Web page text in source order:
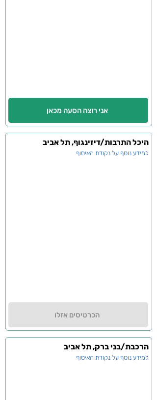
אני רוצה הסעה מכאן
היכל התרבות/דיזינגוף, תל אביב
למידע נוסף על נקודת האיסוף
הכרטיסים אזלו
הרכבת/בני ברק, תל אביב
למידע נוסף על נקודת האיסוף